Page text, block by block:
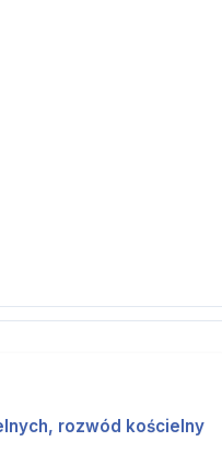
rozwód kościelny